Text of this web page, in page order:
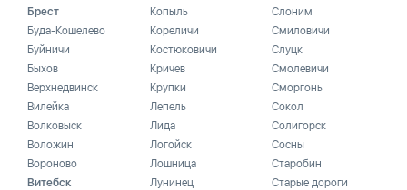
Брест
Буда-Кошелево
Буйничи
Быхов
Верхнедвинск
Вилейка
Волковыск
Воложин
Вороново
Витебск
Копыль
Кореличи
Костюковичи
Кричев
Крупки
Лепель
Лида
Логойск
Лошница
Лунинец
Слоним
Смиловичи
Слуцк
Смолевичи
Сморгонь
Сокол
Солигорск
Сосны
Старобин
Старые дороги